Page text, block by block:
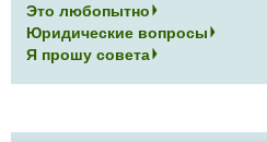
Это любопытно
Юридические вопросы
Я прошу совета